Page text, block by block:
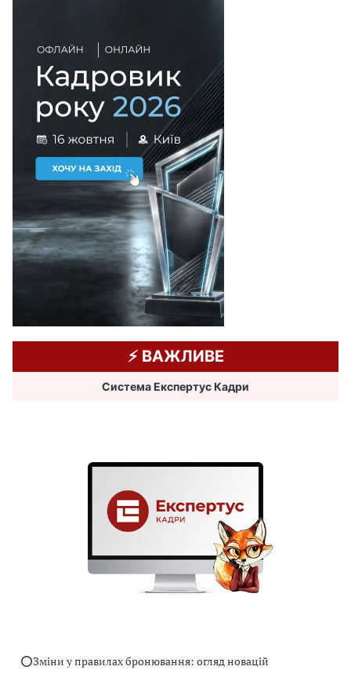
⚡️ ВАЖЛИВЕ
Система Експертус Кадри
⭕️Зміни у правилах бронювання: огляд новацій